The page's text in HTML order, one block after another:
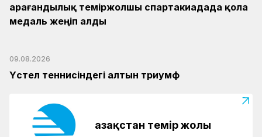
Қарағандылық теміржолшы спартакиадада қола
медаль жеңіп алды
09.08.2026
Үстел теннисіндегі алтын триумф
Қазақстан темір жолы